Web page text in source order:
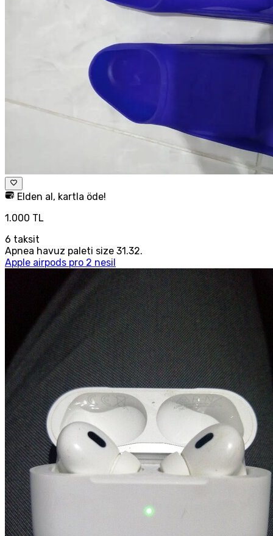
Elden al, kartla öde!
1.000 TL
6 taksit
Apnea havuz paleti size 31.32.
Apple airpods pro 2 nesil